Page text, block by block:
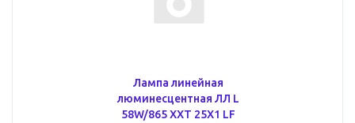
Лампа линейная
люминесцентная ЛЛ L
58W/865 XXT 25X1 LF